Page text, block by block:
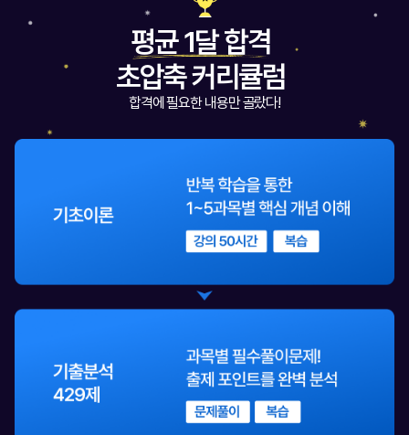
평균 1달 합격
초압축 커리큘럼
합격에 필요한 내용만 골랐다!